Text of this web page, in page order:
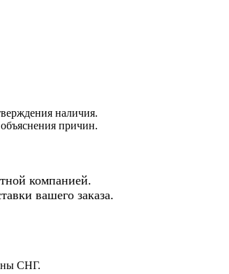
наличия.
причин.
компанией.
вашего заказа.
СНГ.